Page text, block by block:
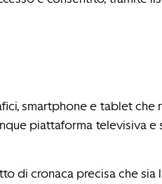
smartphone e tablet
piattaforma televisiva e
di cronaca precisa che sia